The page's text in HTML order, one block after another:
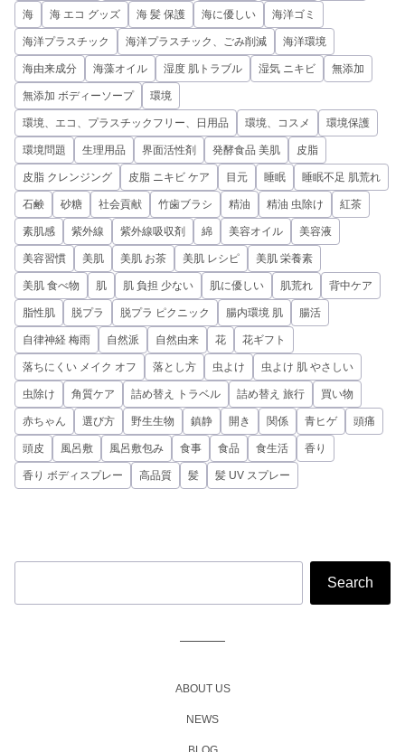
海 海 エコ グッズ 海 髪 保護 海に優しい 海洋ゴミ
海洋プラスチック 海洋プラスチック、ごみ削減 海洋環境
海由来成分 海藻オイル 湿度 肌トラブル 湿気 ニキビ 無添加
無添加 ボディーソープ 環境
環境、エコ、プラスチックフリー、日用品 環境、コスメ 環境保護
環境問題 生理用品 界面活性剤 発酵食品 美肌 皮脂
皮脂 クレンジング 皮脂 ニキビ ケア 目元 睡眠 睡眠不足 肌荒れ
石鹸 砂糖 社会貢献 竹歯ブラシ 精油 精油 虫除け 紅茶
素肌感 紫外線 紫外線吸収剤 綿 美容オイル 美容液
美容習慣 美肌 美肌 お茶 美肌 レシピ 美肌 栄養素
美肌 食べ物 肌 肌 負担 少ない 肌に優しい 肌荒れ 背中ケア
脂性肌 脱プラ 脱プラ ピクニック 腸内環境 肌 腸活
自律神経 梅雨 自然派 自然由来 花 花ギフト
落ちにくい メイク オフ 落とし方 虫よけ 虫よけ 肌 やさしい
虫除け 角質ケア 詰め替え トラベル 詰め替え 旅行 買い物
赤ちゃん 選び方 野生生物 鎮静 開き 関係 青ヒゲ 頭痛
頭皮 風呂敷 風呂敷包み 食事 食品 食生活 香り
香り ボディスプレー 高品質 髪 髪 UV スプレー
ABOUT US
NEWS